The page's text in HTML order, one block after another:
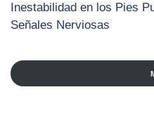
Inestabilidad en los Pies
Señales Nerviosas